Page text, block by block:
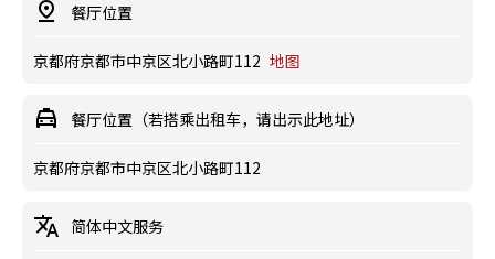
餐厅位置
京都府京都市中京区北小路町112 地图
餐厅位置（若搭乘出租车，请出示此地址）
京都府京都市中京区北小路町112
简体中文服务